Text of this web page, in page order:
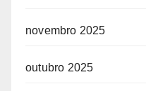
novembro 2025
outubro 2025